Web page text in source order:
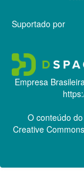
Suportado por
Empresa
O conteúdo
Creative Commons